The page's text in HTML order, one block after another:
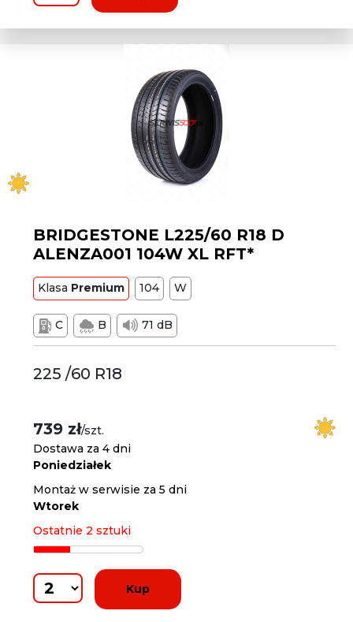
BRIDGESTONE L225/60 R18 D
ALENZA001 104W XL RFT*
Klasa Premium 104 W
C B 71 dB
225 /60 R18
739 zł/szt.
Dostawa za 4 dni
Poniedziałek
Montaż w serwisie za 5 dni
Wtorek
Ostatnie 2 sztuki
Kup